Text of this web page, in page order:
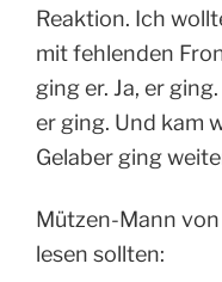
Reaktion. Ich
mit fehlenden
ging er. Ja, er
er ging. Und kam
Gelaber ging
Mützen-Mann
lesen sollten: